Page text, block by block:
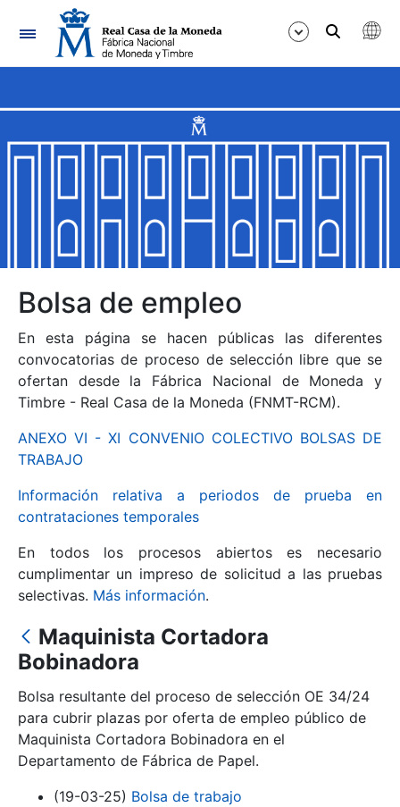
Navegación
Mostrar/Ocultar
Mostrar/Ocultar
Mostrar/Ocultar
Mostrar/Ocultar
Mostrar/Ocultar
Mostrar/Ocultar
Mostrar/Ocultar
Bolsa de empleo
En esta página se hacen públicas las diferentes
convocatorias de proceso de selección libre que se
ofertan desde la Fábrica Nacional de Moneda y
Timbre - Real Casa de la Moneda (FNMT-RCM).
ANEXO VI - XI CONVENIO COLECTIVO BOLSAS DE
TRABAJO
Información relativa a periodos de prueba en
contrataciones temporales
En todos los procesos abiertos es necesario
cumplimentar un impreso de solicitud a las pruebas
selectivas. Más información.
Maquinista Cortadora
Bobinadora
Bolsa resultante del proceso de selección OE 34/24
para cubrir plazas por oferta de empleo público de
Maquinista Cortadora Bobinadora en el
Departamento de Fábrica de Papel.
(19-03-25) Bolsa de trabajo